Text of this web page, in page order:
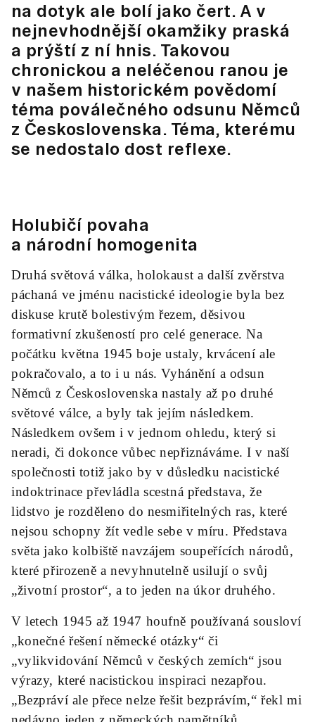
na dotyk ale bolí jako čert. A v
nejnevhodnější okamžiky praská
a prýští z ní hnis. Takovou
chronickou a neléčenou ranou je
v našem historickém povědomí
téma poválečného odsunu Němců
z Československa. Téma, kterému
se nedostalo dost reflexe.
Holubičí povaha
a národní homogenita
Druhá světová válka, holokaust a další zvěrstva
páchaná ve jménu nacistické ideologie byla bez
diskuse krutě bolestivým řezem, děsivou
formativní zkušeností pro celé generace. Na
počátku května 1945 boje ustaly, krvácení ale
pokračovalo, a to i u nás. Vyhánění a odsun
Němců z Československa nastaly až po druhé
světové válce, a byly tak jejím následkem.
Následkem ovšem i v jednom ohledu, který si
neradi, či dokonce vůbec nepřiznáváme. I v naší
společnosti totiž jako by v důsledku nacistické
indoktrinace převládla scestná představa, že
lidstvo je rozděleno do nesmiřitelných ras, které
nejsou schopny žít vedle sebe v míru. Představa
světa jako kolbiště navzájem soupeřících národů,
které přirozeně a nevyhnutelně usilují o svůj
„životní prostor“, a to jeden na úkor druhého.
V letech 1945 až 1947 houfně používaná sousloví
„konečné řešení německé otázky“ či
„vylikvidování Němců v českých zemích“ jsou
výrazy, které nacistickou inspiraci nezapřou.
„Bezpráví ale přece nelze řešit bezprávím,“ řekl mi